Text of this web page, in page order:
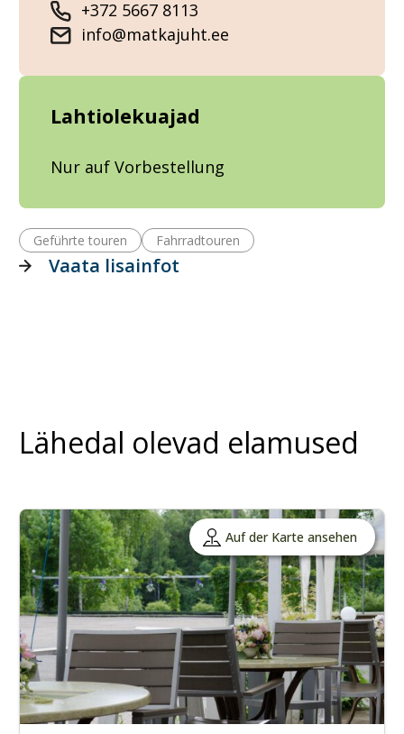
+372 5667 8113
info@matkajuht.ee
Lahtiolekuajad
Nur auf Vorbestellung
Geführte touren Fahrradtouren
Vaata lisainfot
Lähedal olevad elamused
Auf der Karte ansehen